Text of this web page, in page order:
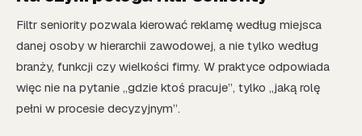
Filtr seniority pozwala kierować reklamę według miejsca
danej osoby w hierarchii zawodowej, a nie tylko według
branży, funkcji czy wielkości firmy. W praktyce odpowiada
więc nie na pytanie „gdzie ktoś pracuje”, tylko „jaką rolę
pełni w procesie decyzyjnym”.